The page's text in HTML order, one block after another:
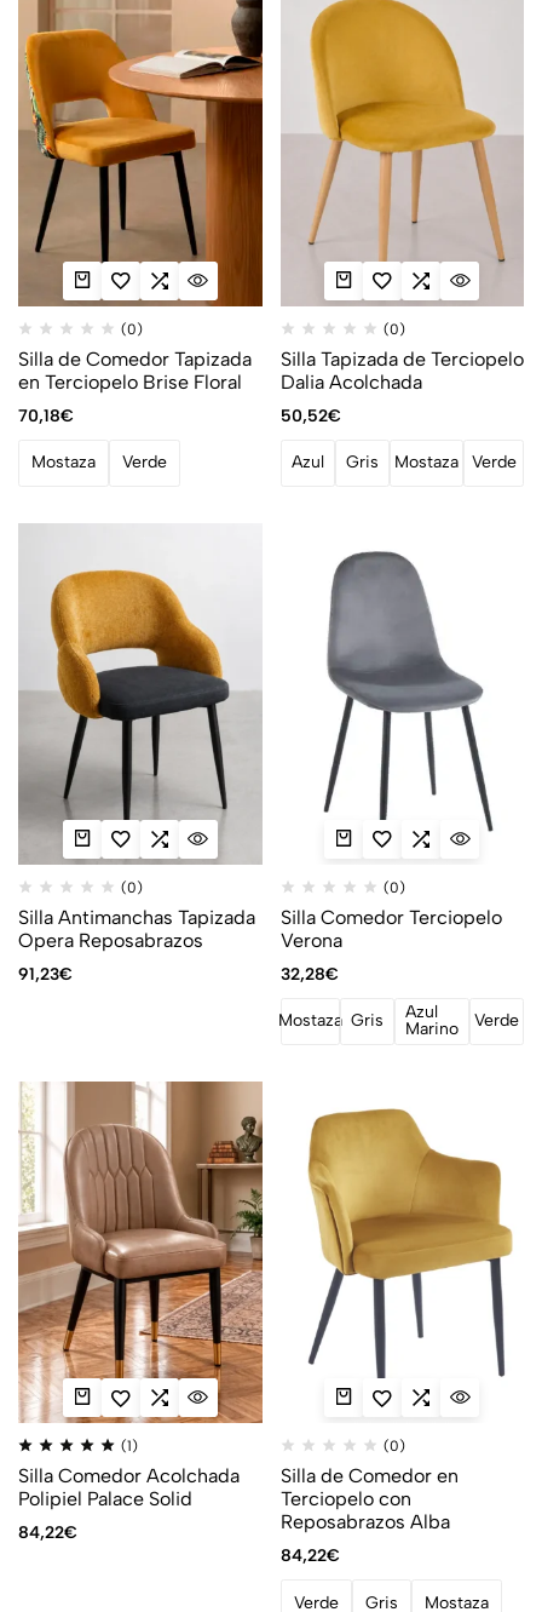
(0)
Silla de Comedor Tapizada
en Terciopelo Brise Floral
70,18€
Mostaza Verde
(0)
Silla Tapizada de Terciopelo
Dalia Acolchada
50,52€
Azul Gris Mostaza Verde
(0)
Silla Antimanchas Tapizada
Opera Reposabrazos
91,23€
(0)
Silla Comedor Terciopelo
Verona
32,28€
Mostaza Gris
Azul
Marino
Verde
(1)
Silla Comedor Acolchada
Polipiel Palace Solid
84,22€
(0)
Silla de Comedor en
Terciopelo con
Reposabrazos Alba
84,22€
Verde Gris Mostaza